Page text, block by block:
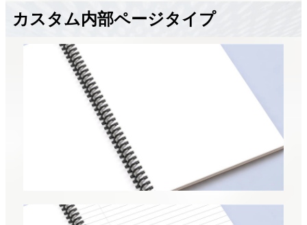
カスタム内部ページタイプ